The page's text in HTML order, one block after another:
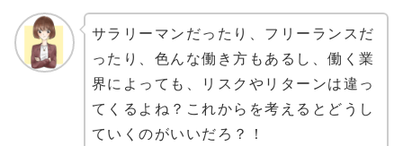
サラリーマンだったり、フリーランスだ
ったり、色んな働き方もあるし、働く業
界によっても、リスクやリターンは違っ
てくるよね？これからを考えるとどうし
ていくのがいいだろ？！